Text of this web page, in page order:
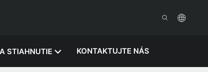
STIAHNUTIE KONTAKTUJTE NÁS